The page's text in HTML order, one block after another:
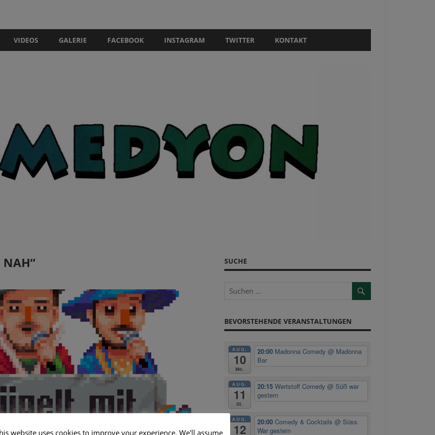
VIDEOS GALERIE FACEBOOK INSTAGRAM TWITTER KONTAKT
NAH“ SUCHE
BEVORSTEHENDE VERANSTALTUNGEN
AUG.
10
Mo.
20:00 Madonna Comedy@ Madonna
Bar
AUG.
11
Di.
20:15Wertstoff Comedy@ Süß war
gestern
AUG.
12
20:00Comedy & Cocktails@ Süss.
War gestern
website uses cookies to improve your experience. We'll assume